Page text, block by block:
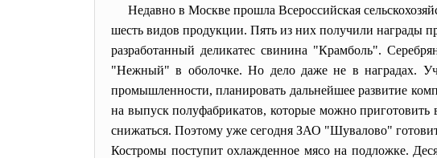
Недавно в Москве прошла Всероссийская
шесть видов продукции. Пять из них получили награды
разработанный деликатес свинина "Крамболь".
"Нежный" в оболочке. Но дело даже не в наградах.
промышленности, планировать дальнейшее развитие
на выпуск полуфабрикатов, которые можно
снижаться. Поэтому уже сегодня ЗАО "Шувалово"
Костромы поступит охлажденное мясо на подложке.